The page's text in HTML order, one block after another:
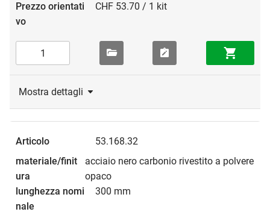
CHF 53.70 / 1 kit
Mostra dettagli
53.168.32
acciaio nero carbonio rivestito a polvere
opaco
300 mm